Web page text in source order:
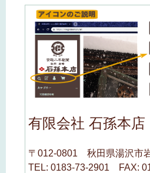
有限会社 石孫本店
〒012-0801 秋田県湯沢市
TEL: 0183-73-2901 FAX: